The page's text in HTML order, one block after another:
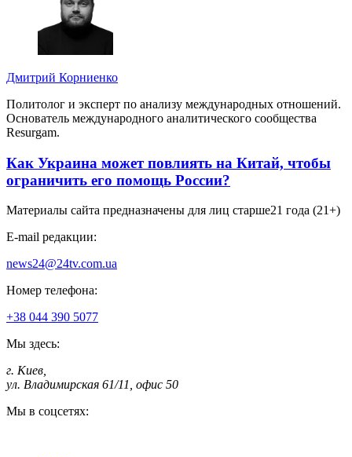
Дмитрий Корниенко
Политолог и эксперт по анализу международных отношений.
Основатель международного аналитического сообщества
Resurgam.
Как Украина может повлиять на Китай, чтобы
ограничить его помощь России?
Материалы сайта предназначены для лиц старше21 года (21+)
E-mail редакции:
news24@24tv.com.ua
Номер телефона:
+38 044 390 5077
Мы здесь:
г. Киев
ул. Владимирская 61/11, офис 50
Мы в соцсетях: